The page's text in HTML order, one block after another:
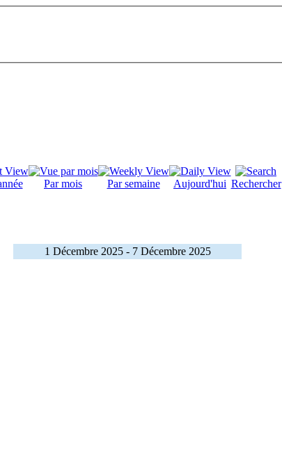
Par mois Par semaine Aujourd'hui Rechercher
1 Décembre 2025 - 7 Décembre 2025